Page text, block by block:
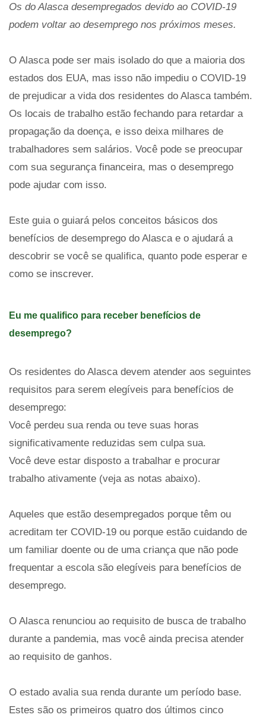
Os do Alasca desempregados devido ao COVID-19
podem voltar ao desemprego nos próximos meses.
O Alasca pode ser mais isolado do que a maioria dos
estados dos EUA, mas isso não impediu o COVID-19
de prejudicar a vida dos residentes do Alasca também.
Os locais de trabalho estão fechando para retardar a
propagação da doença, e isso deixa milhares de
trabalhadores sem salários. Você pode se preocupar
com sua segurança financeira, mas o desemprego
pode ajudar com isso.
Este guia o guiará pelos conceitos básicos dos
benefícios de desemprego do Alasca e o ajudará a
descobrir se você se qualifica, quanto pode esperar e
como se inscrever.
Eu me qualifico para receber benefícios de
desemprego?
Os residentes do Alasca devem atender aos seguintes
requisitos para serem elegíveis para benefícios de
desemprego:
Você perdeu sua renda ou teve suas horas
significativamente reduzidas sem culpa sua.
Você deve estar disposto a trabalhar e procurar
trabalho ativamente (veja as notas abaixo).
Aqueles que estão desempregados porque têm ou
acreditam ter COVID-19 ou porque estão cuidando de
um familiar doente ou de uma criança que não pode
frequentar a escola são elegíveis para benefícios de
desemprego.
O Alasca renunciou ao requisito de busca de trabalho
durante a pandemia, mas você ainda precisa atender
ao requisito de ganhos.
O estado avalia sua renda durante um período base.
Estes são os primeiros quatro dos últimos cinco